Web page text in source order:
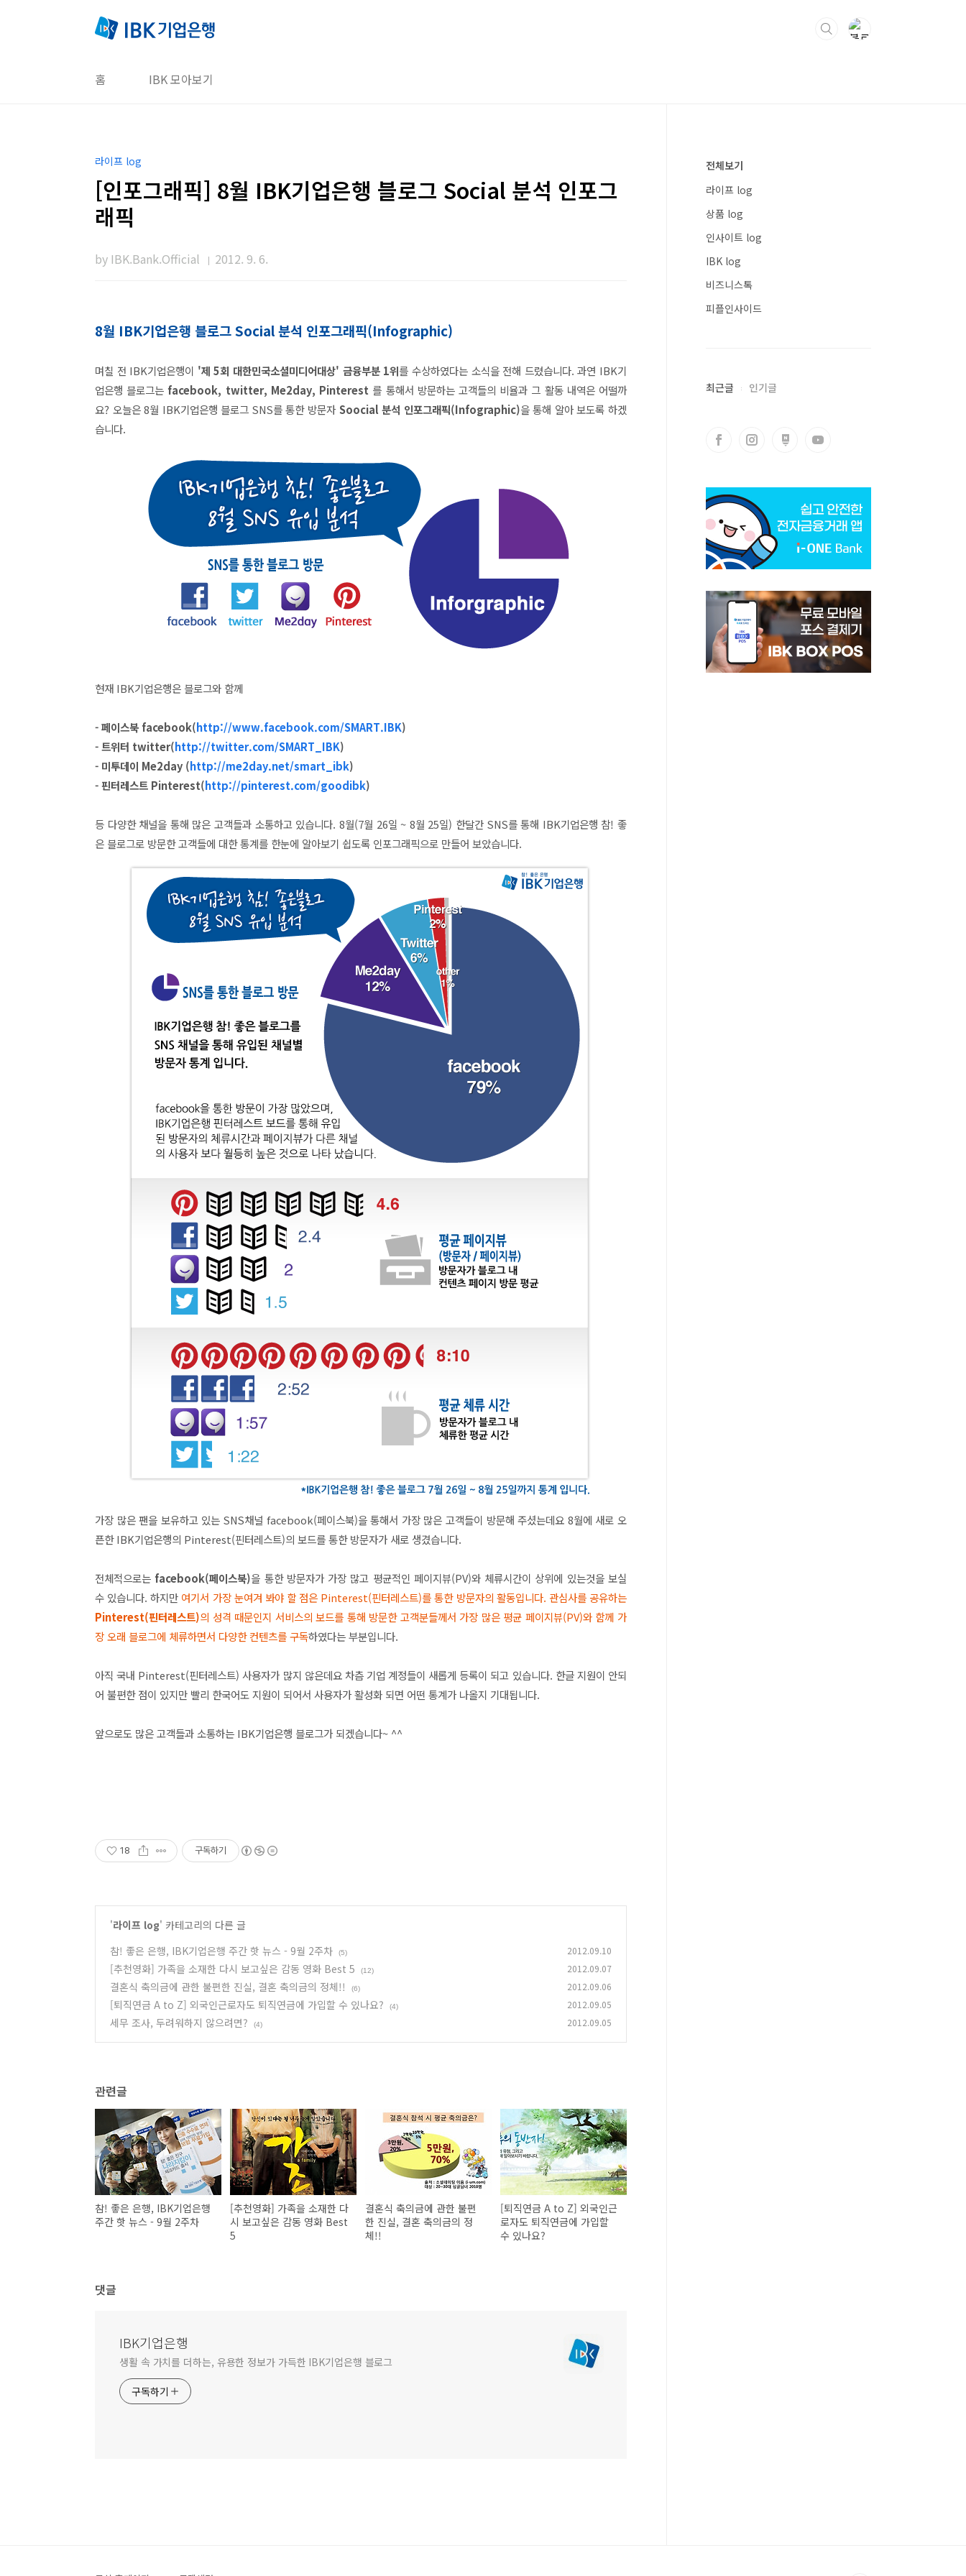
홈 IBK 모아보기
라이프 log
[인포그래픽] 8월 IBK기업은행 블로그 Social 분석 인포그
래픽
by IBK.Bank.Official 2012. 9. 6.
8월 IBK기업은행 블로그 Social 분석 인포그래픽(Infographic)
며칠 전 IBK기업은행이 '제 5회 대한민국소셜미디어대상' 금융부분 1위를 수상하였다는 소식을 전해 드렸습니다. 과연 IBK기
업은행 블로그는 facebook, twitter, Me2day, Pinterest 를 통해서 방문하는 고객들의 비율과 그 활동 내역은 어떨까
요? 오늘은 8월 IBK기업은행 블로그 SNS를 통한 방문자Soocial 분석 인포그래픽(Infographic)을 통해 알아 보도록 하겠
습니다.
현재 IBK기업은행은 블로그와 함께
- 페이스북 facebook(http://www.facebook.com/SMART.IBK)
- 트위터 twitter(http://twitter.com/SMART_IBK)
- 미투데이 Me2day (http://me2day.net/smart_ibk)
- 핀터레스트 Pinterest(http://pinterest.com/goodibk)
등 다양한 채널을 통해 많은 고객들과 소통하고 있습니다. 8월(7월 26일 ~ 8월 25일) 한달간 SNS를 통해 IBK기업은행 참! 좋
은 블로그로 방문한 고객들에 대한 통계를 한눈에 알아보기 쉽도록 인포그래픽으로 만들어 보았습니다.
가장 많은 팬을 보유하고 있는 SNS채널 facebook(페이스북)을 통해서 가장 많은 고객들이 방문해 주셨는데요 8월에 새로 오
픈한 IBK기업은행의 Pinterest(핀터레스트)의 보드를 통한 방문자가 새로 생겼습니다.
전체적으로는 facebook(페이스북)을 통한 방문자가 가장 많고 평균적인 페이지뷰(PV)와 체류시간이 상위에 있는것을 보실
수 있습니다. 하지만 여기서 가장 눈여겨 봐야 할 점은 Pinterest(핀터레스트)를 통한 방문자의 활동입니다. 관심사를 공유하는
Pinterest(핀터레스트)의 성격 때문인지 서비스의 보드를 통해 방문한 고객분들께서 가장 많은 평균 페이지뷰(PV)와 함께 가
장 오래 블로그에 체류하면서 다양한 컨텐츠를 구독하였다는 부분입니다.
아직 국내 Pinterest(핀터레스트) 사용자가 많지 않은데요 차츰 기업 계정들이 새롭게 등록이 되고 있습니다. 한글 지원이 안되
어 불편한 점이 있지만 빨리 한국어도 지원이 되어서 사용자가 활성화 되면 어떤 통계가 나올지 기대됩니다.
앞으로도 많은 고객들과 소통하는 IBK기업은행 블로그가 되겠습니다~ ^^
18 구독하기
'라이프 log' 카테고리의 다른 글
참! 좋은 은행, IBK기업은행 주간 핫 뉴스 - 9월 2주차
(5) 2012.09.10
[추천영화] 가족을 소재한 다시 보고싶은 감동 영화 Best 5 (12) 2012.09.07
결혼식 축의금에 관한 불편한 진실, 결혼 축의금의 정체!! (6) 2012.09.06
[퇴직연금 A to Z] 외국인근로자도 퇴직연금에 가입할 수 있나요? (4) 2012.09.05
세무 조사, 두려워하지 않으려면? (4) 2012.09.05
관련글
참! 좋은 은행, IBK기업은행
주간 핫 뉴스 - 9월 2주차
[추천영화] 가족을 소재한 다
시 보고싶은 감동 영화 Best
5
결혼식 축의금에 관한 불편
한 진실, 결혼 축의금의 정
체!!
[퇴직연금 A to Z] 외국인근
로자도 퇴직연금에 가입할
수 있나요?
댓글
IBK기업은행
생활 속 가치를 더하는, 유용한 정보가 가득한 IBK기업은행 블로그
구독하기
전체보기
라이프 log
상품 log
인사이트 log
IBK log
비즈니스톡
피플인사이드
최근글 인기글